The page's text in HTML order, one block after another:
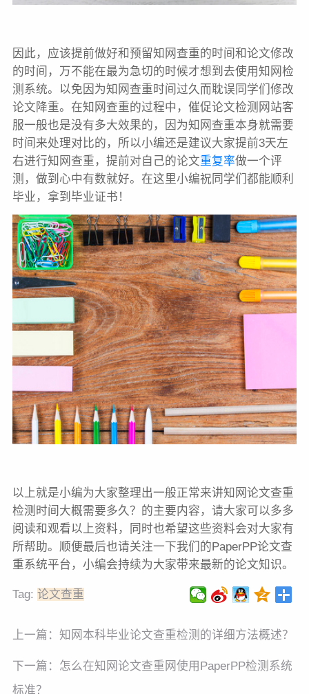
因此，应该提前做好和预留知网查重的时间和论文修改
的时间，万不能在最为急切的时候才想到去使用知网检
测系统。以免因为知网查重时间过久而耽误同学们修改
论文降重。在知网查重的过程中，催促论文检测网站客
服一般也是没有多大效果的，因为知网查重本身就需要
时间来处理对比的，所以小编还是建议大家提前3天左
右进行知网查重，提前对自己的论文重复率做一个评
测，做到心中有数就好。在这里小编祝同学们都能顺利
毕业，拿到毕业证书！
以上就是小编为大家整理出一般正常来讲知网论文查重
检测时间大概需要多久？的主要内容，请大家可以多多
阅读和观看以上资料，同时也希望这些资料会对大家有
所帮助。顺便最后也请关注一下我们的PaperPP论文查
重系统平台，小编会持续为大家带来最新的论文知识。
Tag: 论文查重
上一篇： 知网本科毕业论文查重检测的详细方法概述？
下一篇： 怎么在知网论文查重网使用PaperPP检测系统
标准？